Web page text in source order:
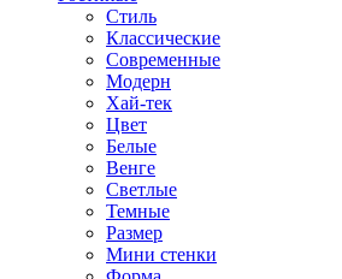
Стиль
Классические
Современные
Модерн
Хай-тек
Цвет
Белые
Венге
Светлые
Темные
Размер
Мини стенки